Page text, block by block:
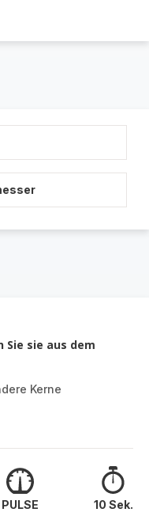
Sie sie aus dem
Kerne
PULSE 10 Sek.